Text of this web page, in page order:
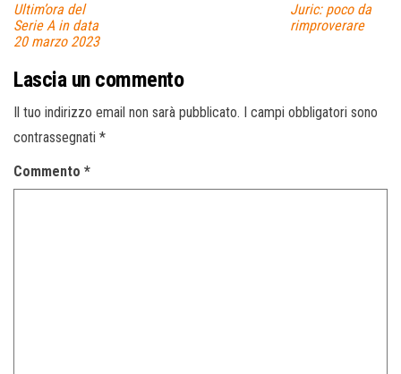
Ultim’ora del
Serie A in data
20 marzo 2023
Juric: poco da
rimproverare
Lascia un commento
Il tuo indirizzo email non sarà pubblicato.
I campi obbligatori sono
contrassegnati *
Commento *